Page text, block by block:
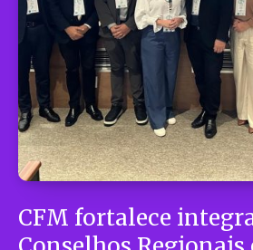
CFM fortalece